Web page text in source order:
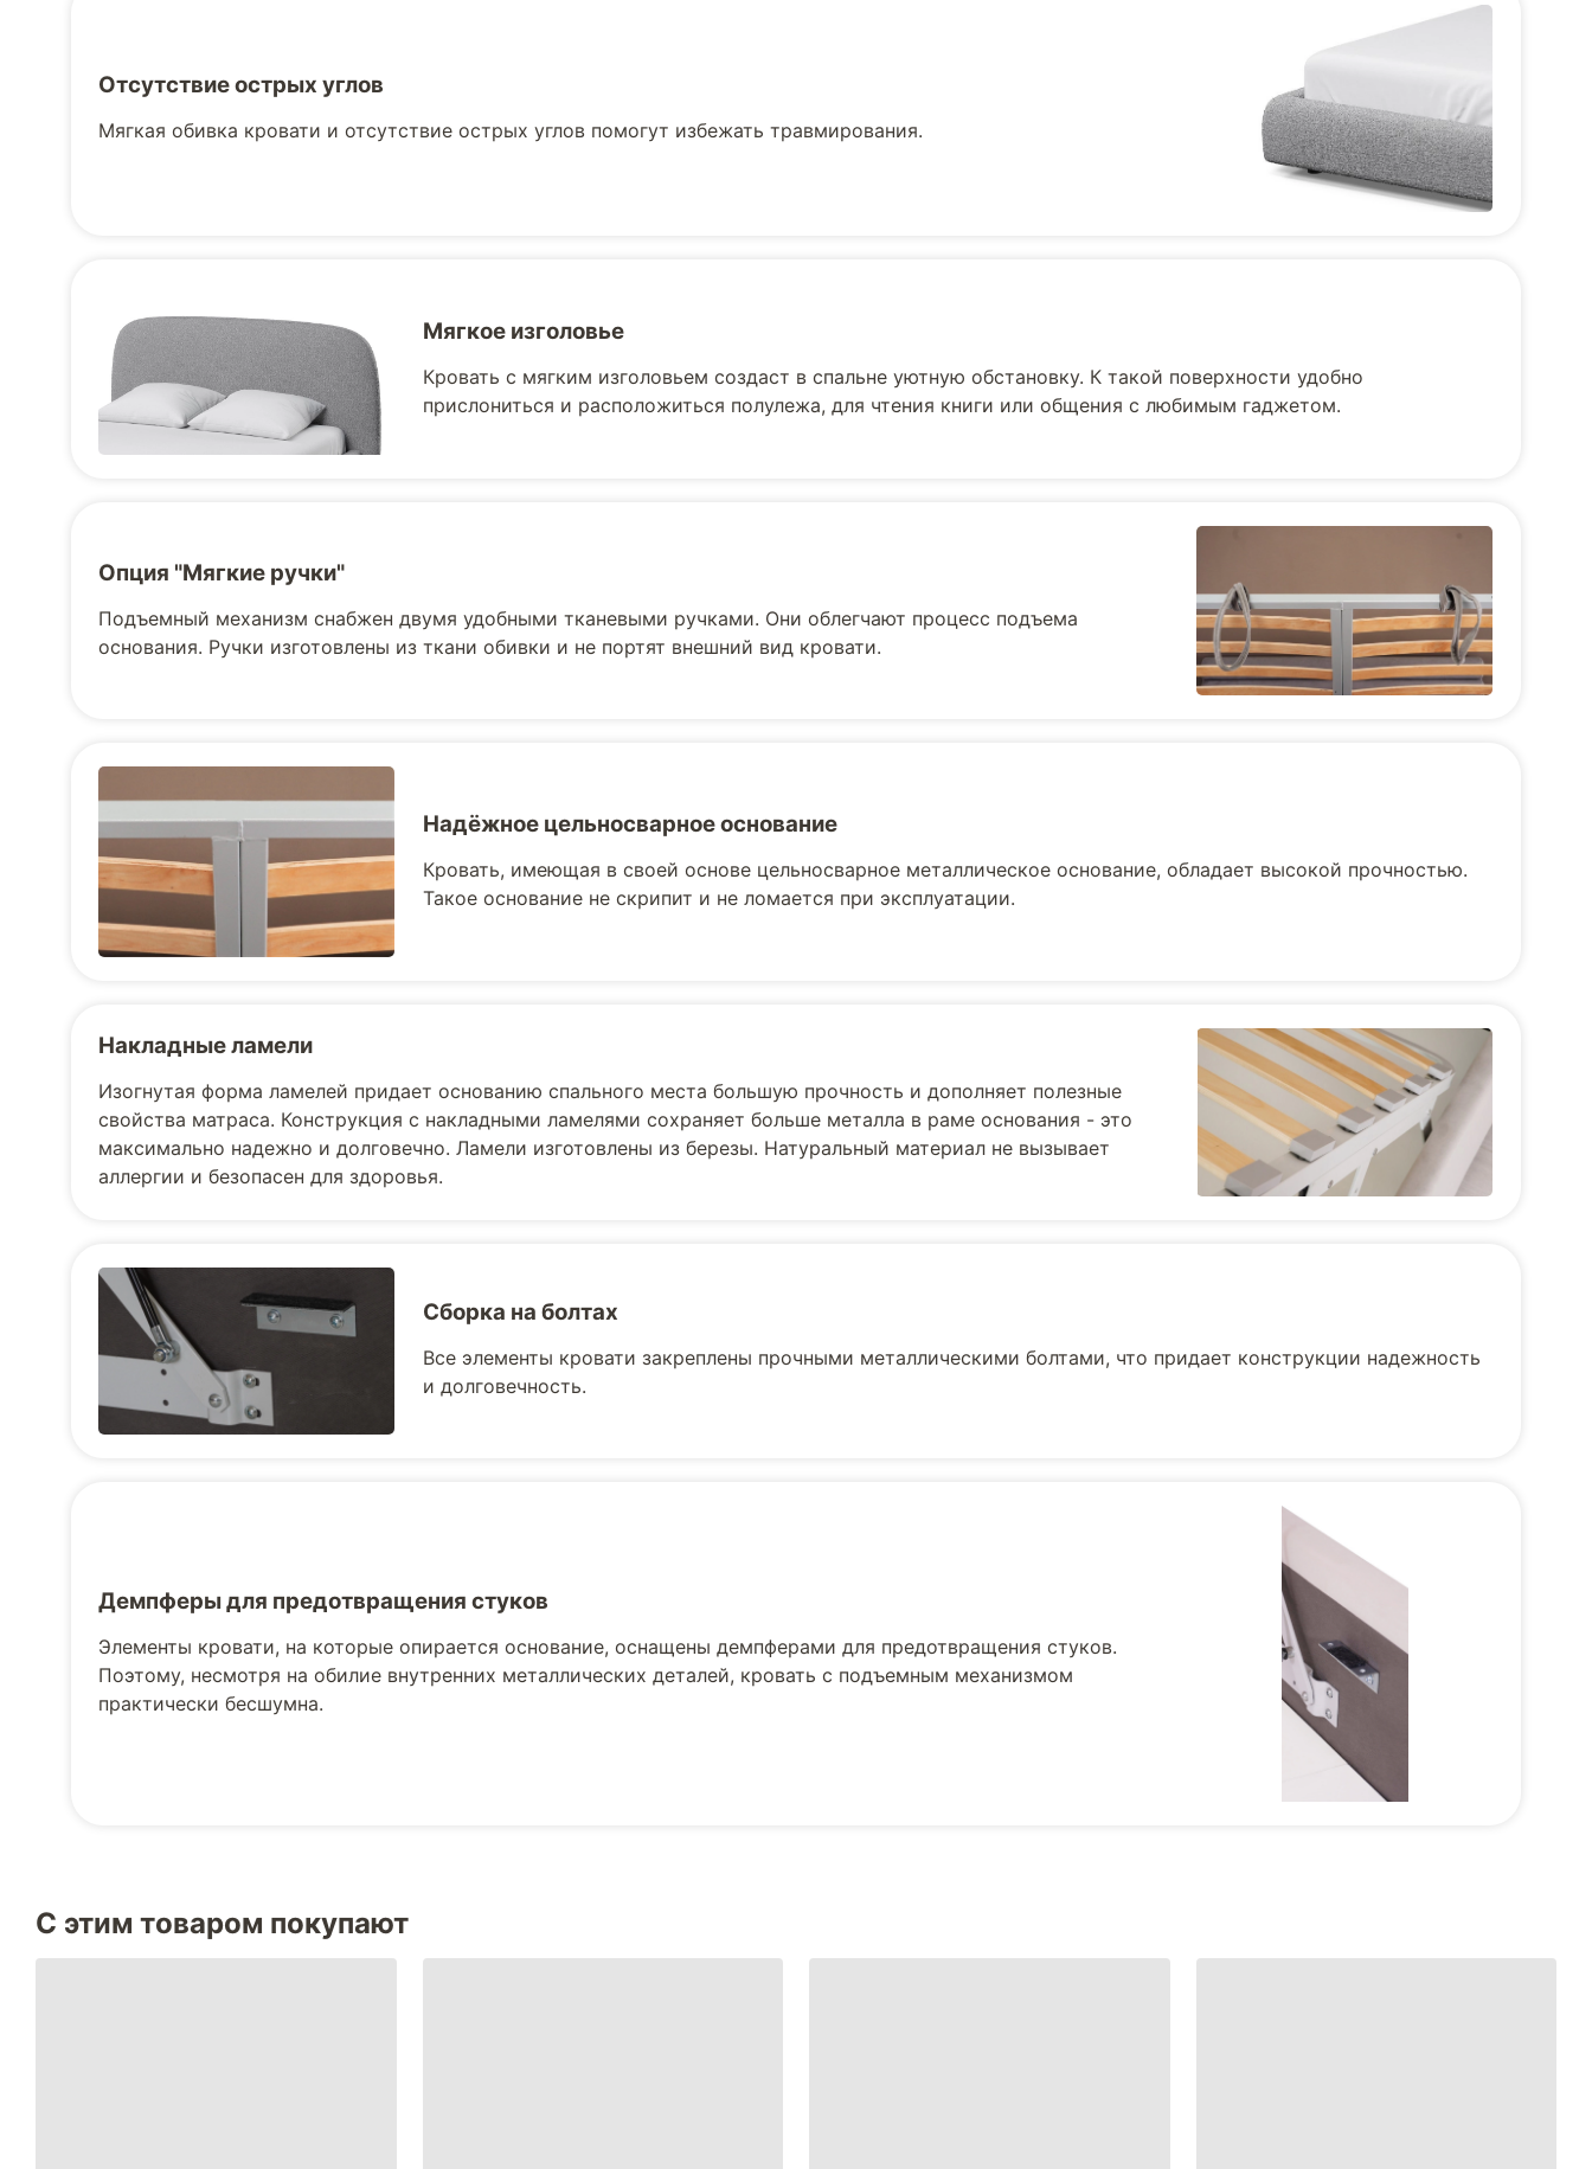
Отсутствие острых углов
Мягкая обивка кровати и отсутствие острых углов помогут избежать травмирования.
Мягкое изголовье
Кровать с мягким изголовьем создаст в спальне уютную обстановку. К такой поверхности удобно
прислониться и расположиться полулежа, для чтения книги или общения с любимым гаджетом.
Опция "Мягкие ручки"
Подъемный механизм снабжен двумя удобными тканевыми ручками. Они облегчают процесс подъема
основания. Ручки изготовлены из ткани обивки и не портят внешний вид кровати.
Надёжное цельносварное основание
Кровать, имеющая в своей основе цельносварное металлическое основание, обладает высокой прочностью.
Такое основание не скрипит и не ломается при эксплуатации.
Накладные ламели
Изогнутая форма ламелей придает основанию спального места большую прочность и дополняет полезные
свойства матраса. Конструкция с накладными ламелями сохраняет больше металла в раме основания - это
максимально надежно и долговечно. Ламели изготовлены из березы. Натуральный материал не вызывает
аллергии и безопасен для здоровья.
Сборка на болтах
Все элементы кровати закреплены прочными металлическими болтами, что придает конструкции надежность
и долговечность.
Демпферы для предотвращения стуков
Элементы кровати, на которые опирается основание, оснащены демпферами для предотвращения стуков.
Поэтому, несмотря на обилие внутренних металлических деталей, кровать с подъемным механизмом
практически бесшумна.
С этим товаром покупают